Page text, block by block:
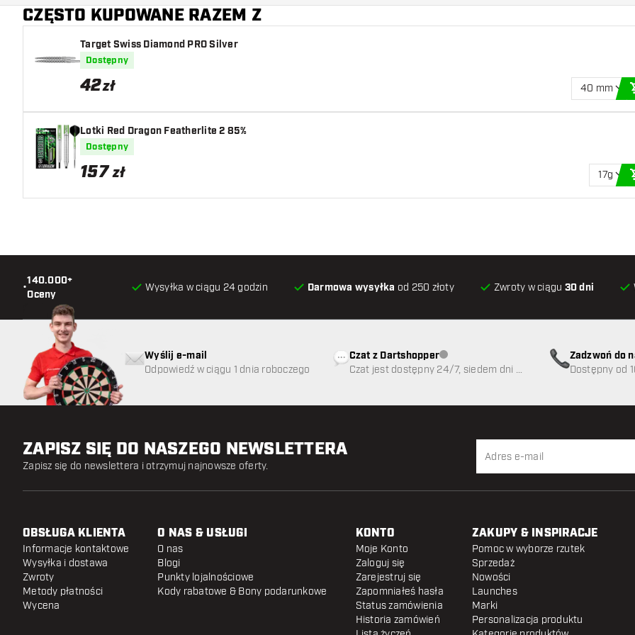
CZĘSTO KUPOWANE RAZEM Z
Target Swiss Diamond PRO Silver
Dostępny
42zł 40 mm
Lotki Red Dragon Featherlite 2 85%
Dostępny
157 zł 17g
•
140.000+
Oceny
Wysyłka w ciągu 24 godzin Darmowa wysyłka od 250 złoty Zwroty w ciągu 30 dni
Wyślij e-mail
Odpowiedź w ciągu 1 dnia roboczego
Czat z DartshopperObsługa klienta niedostępna
Czat jest dostępny 24/7, siedem dni w
Zadzwoń do
89
Dostępny od
ZAPISZ SIĘ DO NASZEGO NEWSLETTERA
Zapisz się do newslettera i otrzymuj najnowsze oferty.
OBSŁUGA KLIENTA
Informacje kontaktowe
Wysyłka i dostawa
Zwroty
Metody płatności
Wycena
O NAS & USŁUGI
O nas
Blogi
Punkty lojalnościowe
Kody rabatowe & Bony podarunkowe
KONTO
Moje Konto
Zaloguj się
Zarejestruj się
Zapomniałeś hasła
Status zamówienia
Historia zamówień
ZAKUPY & INSPIRACJE
Pomoc w wyborze rzutek
Sprzedaż
Nowości
Launches
Marki
Personalizacja produktu